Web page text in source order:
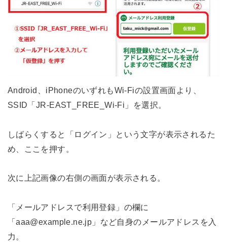
Android、iPhoneのいずれもWi-Fiの設置画面より、
SSID「JR-EAST_FREE_Wi-Fi」を選択。
しばらくすると「ログイン」という文字が表示されるた
め、ここを押す。
次に上記画像の右側の画面が表示される。
「メールアドレスで利用登録」の欄に
「aaa@example.ne.jp」など自身のメールアドレスを入
力。